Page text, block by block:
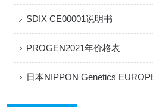
SDIX CE00001说明书
PROGEN2021年价格表